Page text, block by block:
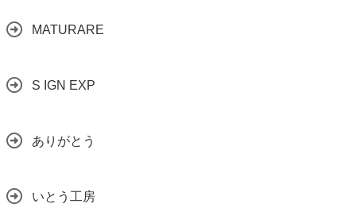
MATURARE
S IGN EXP
ありがとう
いとう工房